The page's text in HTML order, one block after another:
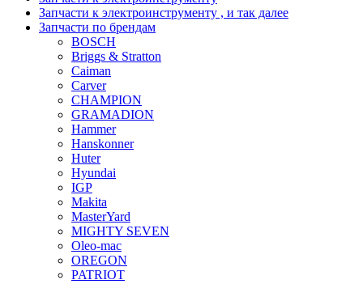
Запчасти к электроинструменту , и так далее
Запчасти по брендам
BOSCH
Briggs & Stratton
Caiman
Carver
CHAMPION
GRAMADION
Hammer
Hanskonner
Huter
Hyundai
IGP
Makita
MasterYard
MIGHTY SEVEN
Oleo-mac
OREGON
PATRIOT